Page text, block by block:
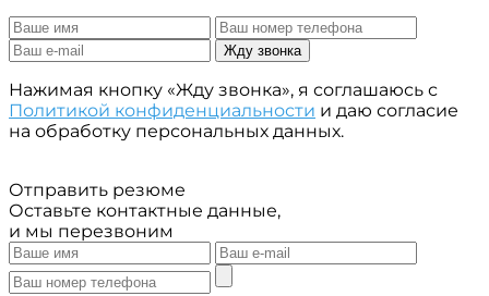
Жду звонка
Нажимая кнопку «Жду звонка», я соглашаюсь с
Политикой конфиденциальности и даю согласие
на обработку персональных данных.
Отправить резюме
Оставьте контактные данные,
и мы перезвоним